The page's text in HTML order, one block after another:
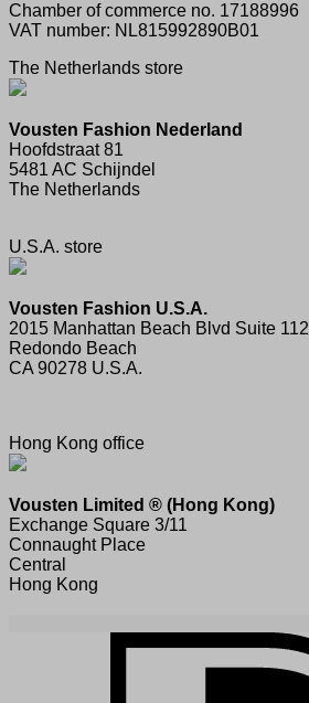
Chamber of commerce no. 17188996
VAT number: NL815992890B01
The Netherlands store
Vousten Fashion Nederland
Hoofdstraat 81
5481 AC Schijndel
The Netherlands
U.S.A. store
Vousten Fashion U.S.A.
2015 Manhattan Beach Blvd Suite 112
Redondo Beach
CA 90278 U.S.A.
Hong Kong office
Vousten Limited ® (Hong Kong)
Exchange Square 3/11
Connaught Place
Central
Hong Kong